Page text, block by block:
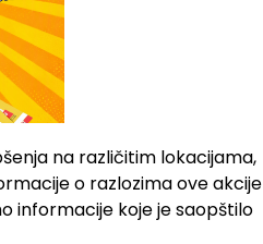
na različitim lokacijama,
o razlozima ove akcije
informacije koje je saopštilo